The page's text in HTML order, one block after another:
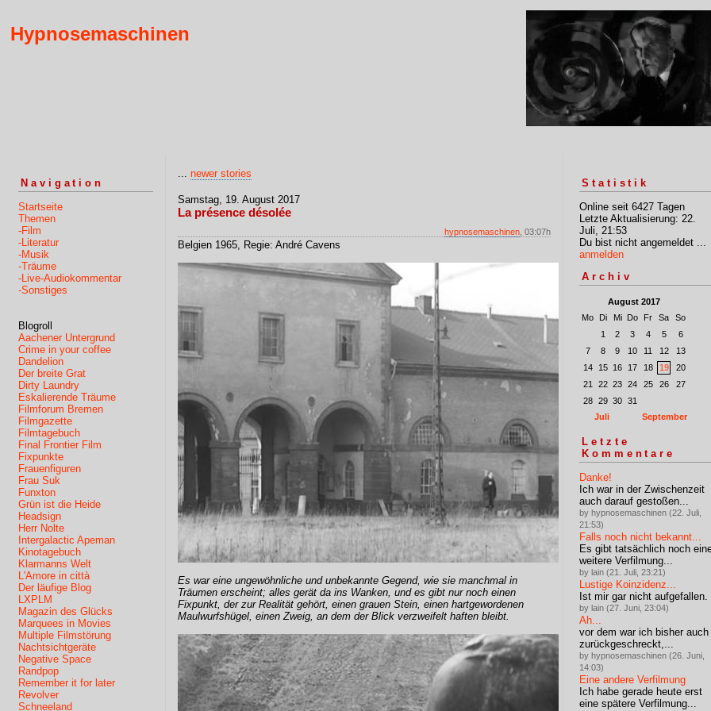
Hypnosemaschinen
Navigation
Startseite
Themen
-Film
-Literatur
-Musik
-Träume
-Live-Audiokommentar
-Sonstiges
Blogroll
Aachener Untergrund
Crime in your coffee
Dandelion
Der breite Grat
Dirty Laundry
Eskalierende Träume
Filmforum Bremen
Filmgazette
Filmtagebuch
Final Frontier Film
Fixpunkte
Frauenfiguren
Frau Suk
Funxton
Grün ist die Heide
Headsign
Herr Nolte
Intergalactic Apeman
Kinotagebuch
Klarmanns Welt
L'Amore in città
Der läufige Blog
LXPLM
Magazin des Glücks
Marquees in Movies
Multiple Filmstörung
Nachtsichtgeräte
Negative Space
Randpop
Remember it for later
Revolver
Schneeland
... newer stories
Samstag, 19. August 2017
La présence désolée
hypnosemaschinen , 03:07h
Belgien 1965, Regie: André Cavens
Es war eine ungewöhnliche und unbekannte Gegend, wie sie manchmal in
Träumen erscheint; alles gerät da ins Wanken, und es gibt nur noch einen
Fixpunkt, der zur Realität gehört, einen grauen Stein, einen hartgewordenen
Maulwurfshügel, einen Zweig, an dem der Blick verzweifelt haften bleibt.
Statistik
Online seit 6427 Tagen
Letzte Aktualisierung: 22.
Juli, 21:53
Du bist nicht angemeldet ...
anmelden
Archiv
August 2017
Mo
Di Mi Do Fr Sa
So
1
2 3 4 5
6
7
8 9 10 11 12
13
14
15 16 17 18 19
20
21
22 23 24 25 26
27
28
29 30 31
Juli
September
Letzte
Kommentare
Danke!
Ich war in der Zwischenzeit
auch darauf gestoßen...
by hypnosemaschinen (22. Juli,
21:53)
Falls noch nicht bekannt...
Es gibt tatsächlich noch
weitere Verfilmung...
by lain (21. Juli, 23:21)
Lustige Koinzidenz...
Ist mir gar nicht aufgefallen.
by lain (27. Juni, 23:04)
Ah...
vor dem war ich bisher auch
zurückgeschreckt,...
by hypnosemaschinen (26. Juni,
14:03)
Eine andere Verfilmung
Ich habe gerade heute erst
eine spätere Verfilmung...